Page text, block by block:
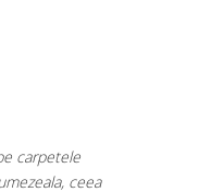
Pe lângă
riscul de